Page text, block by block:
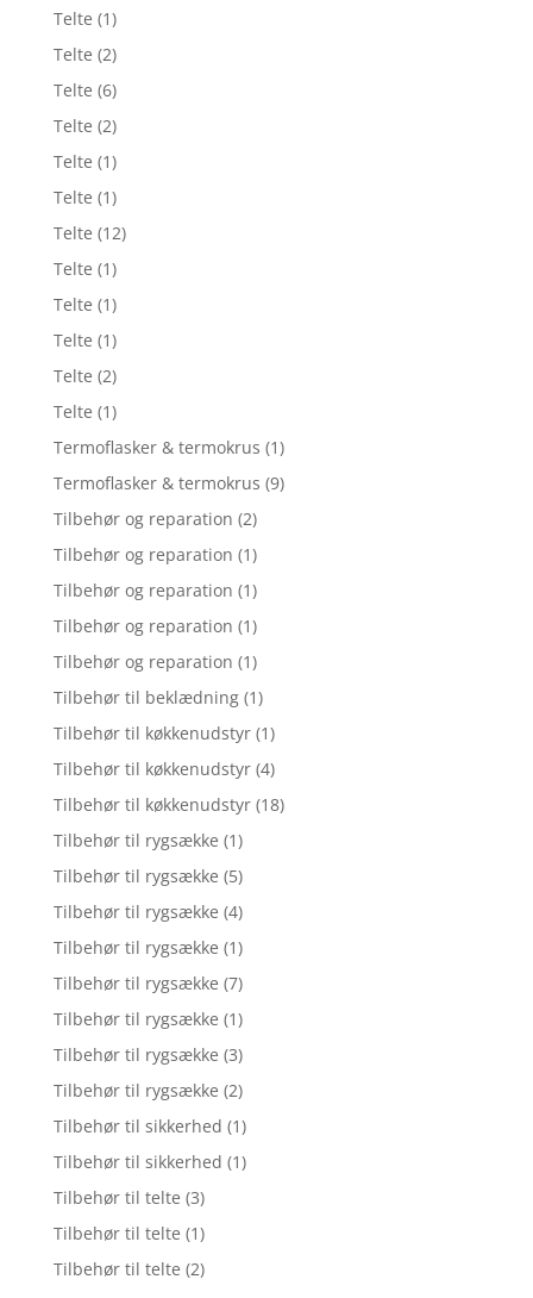
Telte (1)
Telte (2)
Telte (6)
Telte (2)
Telte (1)
Telte (1)
Telte (12)
Telte (1)
Telte (1)
Telte (1)
Telte (2)
Telte (1)
Termoflasker & termokrus (1)
Termoflasker & termokrus (9)
Tilbehør og reparation (2)
Tilbehør og reparation (1)
Tilbehør og reparation (1)
Tilbehør og reparation (1)
Tilbehør og reparation (1)
Tilbehør til beklædning (1)
Tilbehør til køkkenudstyr (1)
Tilbehør til køkkenudstyr (4)
Tilbehør til køkkenudstyr (18)
Tilbehør til rygsække (1)
Tilbehør til rygsække (5)
Tilbehør til rygsække (4)
Tilbehør til rygsække (1)
Tilbehør til rygsække (7)
Tilbehør til rygsække (1)
Tilbehør til rygsække (3)
Tilbehør til rygsække (2)
Tilbehør til sikkerhed (1)
Tilbehør til sikkerhed (1)
Tilbehør til telte (3)
Tilbehør til telte (1)
Tilbehør til telte (2)